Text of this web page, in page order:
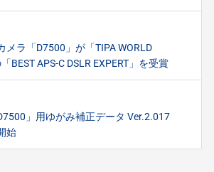
メラ「D7500」が「TIPA WORLD
BEST APS-C DSLR EXPERT」を受賞
」用ゆがみ補正データ Ver.2.017
始